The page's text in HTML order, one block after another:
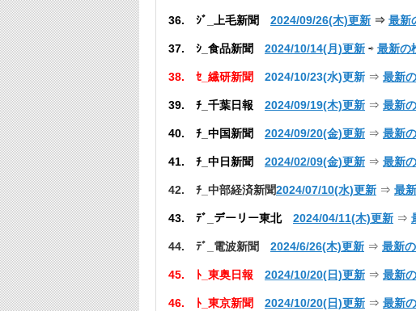
36. ｼﾞ_上毛新聞 2024/09/26(木)更新 ⇒ 最新
37. ｼ_食品新聞 2024/10/14(月)更新 ⇨ 最新の
38. ｾ_繊研新聞 2024/10/23(水)更新 ⇒ 最新
39. ﾁ_千葉日報 2024/09/19(木)更新 ⇒ 最新
40. ﾁ_中国新聞 2024/09/20(金)更新 ⇒ 最新
41. ﾁ_中日新聞 2024/02/09(金)更新 ⇒ 最新
42. ﾁ_中部経済新聞2024/07/10(水)更新 ⇒ 最
43. ﾃﾞ_デーリー東北 2024/04/11(木)更新 ⇒
44. ﾃﾞ_電波新聞 2024/6/26(木)更新 ⇒ 最新
45. ﾄ_東奥日報 2024/10/20(日)更新 ⇒ 最新
46. ﾄ_東京新聞 2024/10/20(日)更新 ⇒ 最新